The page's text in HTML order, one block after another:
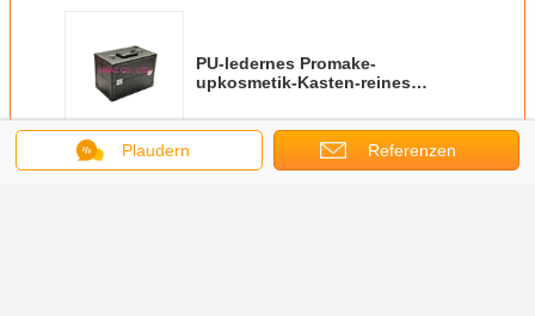
PU-ledernes Promake-
upkosmetik-Kasten-reines
Fortsetzen
Plaudern Referenzen